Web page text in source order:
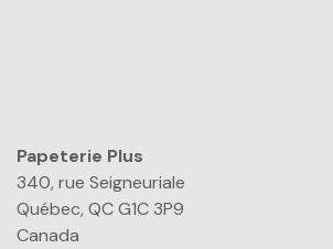
Papeterie Plus​
340, rue Seigneuriale
Québec, QC G1C 3P9
Canada